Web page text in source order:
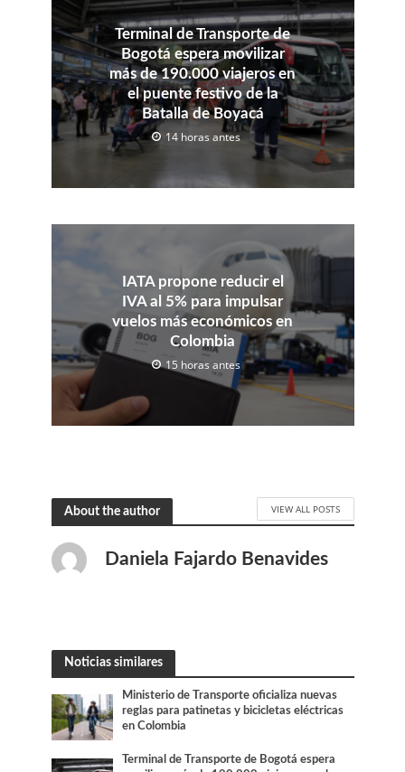
Terminal de Transporte de
Bogotá espera movilizar
más de 190.000 viajeros en
el puente festivo de la
Batalla de Boyacá
14 horas antes
IATA propone reducir el
IVA al 5% para impulsar
vuelos más económicos en
Colombia
15 horas antes
About the author VIEW ALL POSTS
Daniela Fajardo Benavides
Noticias similares
Ministerio de Transporte oficializa nuevas
reglas para patinetas y bicicletas eléctricas
en Colombia
Terminal de Transporte de Bogotá espera